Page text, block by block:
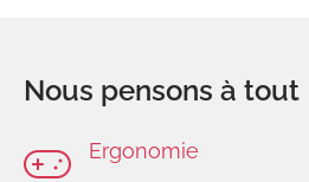
Nous pensons à tout
Ergonomie